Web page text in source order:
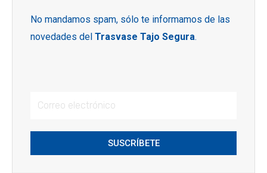
No mandamos spam, sólo te informamos de las
novedades del Trasvase Tajo Segura.
SUSCRÍBETE